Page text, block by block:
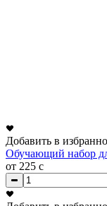
Добавить в
Обучающий набор
от 225 c